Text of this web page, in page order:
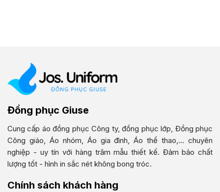
Đồng phục Giuse
Cung cấp áo đồng phục Công ty, đồng phục lớp, Đồng phục
Công giáo, Áo nhóm, Áo gia đình, Áo thể thao,... chuyên
nghiệp - uy tín với hàng trăm mẫu thiết kế. Đảm bảo chất
lượng tốt - hình in sắc nét không bong tróc.
Chính sách khách hàng